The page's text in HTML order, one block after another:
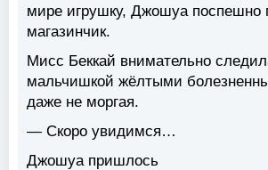
мире игрушку, Джошуа поспешно
магазинчик.
Мисс Беккай внимательно
мальчишкой жёлтыми
даже не моргая.
— Скоро увидимся…
Джошуа пришлось